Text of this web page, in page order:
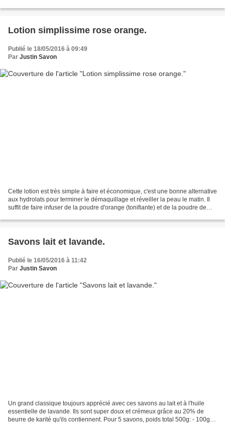
Lotion simplissime rose orange.
Publié le 18/05/2016 à 09:49
Par Justin Savon
Cette lotion est très simple à faire et économique, c'est une bonne alternative
aux hydrolats pour terminer le démaquillage et réveiller la peau le matin. Il
suffit de faire infuser de la poudre d'orange (tonifiante) et de la poudre de
Savons lait et lavande.
Publié le 16/05/2016 à 11:42
Par Justin Savon
Un grand classique toujours apprécié avec ces savons au lait et à l'huile
essentielle de lavande. Ils sont super doux et crémeux grâce au 20% de
beurre de karité qu'ils contiennent. Pour 5 savons, poids total 500g: - 100g